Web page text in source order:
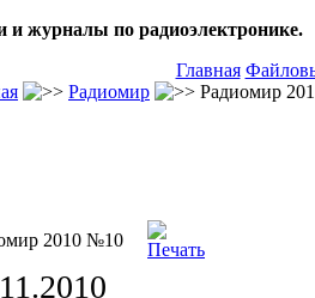
и журналы по радиоэлектронике.
Главная
Радиомир Радиомир
2010 №10